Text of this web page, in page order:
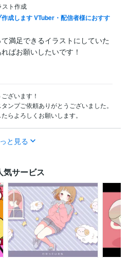
スト作成
成します VTuber・配信者様におすす
満足できるイラストにしていた
ばお願いしたいです！
ざいます！
ンプご依頼ありがとうございました。
らよろしくお願いします。
と見る
気サービス